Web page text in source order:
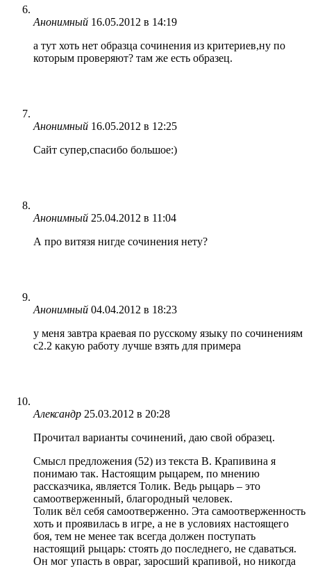
Анонимный 16.05.2012 в 14:19
а тут хоть нет образца сочинения из критериев,ну по
которым проверяют? там же есть образец.
Анонимный 16.05.2012 в 12:25
Сайт супер,спасибо большое:)
Анонимный 25.04.2012 в 11:04
А про витязя нигде сочинения нету?
Анонимный 04.04.2012 в 18:23
у меня завтра краевая по русскому языку по сочинениям
с2.2 какую работу лучше взять для примера
Александр 25.03.2012 в 20:28
Прочитал варианты сочинений, даю свой образец.
Смысл предложения (52) из текста В. Крапивина я
понимаю так. Настоящим рыцарем, по мнению
рассказчика, является Толик. Ведь рыцарь – это
самоотверженный, благородный человек.
Толик вёл себя самоотверженно. Эта самоотверженность
хоть и проявилась в игре, а не в условиях настоящего
боя, тем не менее так всегда должен поступать
настоящий рыцарь: стоять до последнего, не сдаваться.
Он мог упасть в овраг, заросший крапивой, но никогда